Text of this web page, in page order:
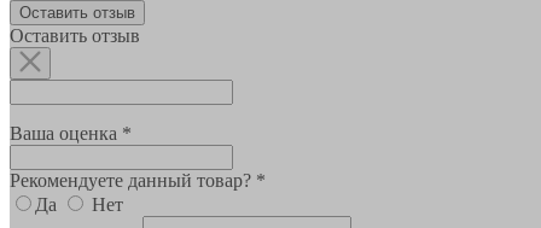
Оставить отзыв
Оставить отзыв
Ваша оценка *
Рекомендуете данный товар? *
Да
Нет